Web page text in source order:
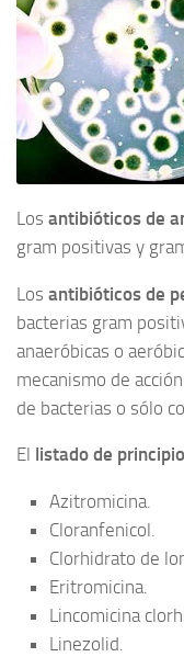
Los antibióticos de
gram positivas y
Los antibióticos de
bacterias gram
anaeróbicas o
mecanismo de
de bacterias o sólo
El listado de
Azitromicina.
Cloranfenicol.
Clorhidrato de
Eritromicina.
Lincomicina
Linezolid.